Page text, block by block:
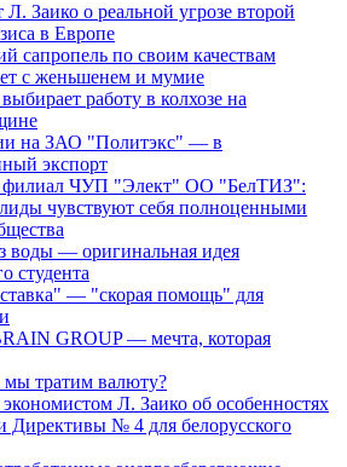
Заико о реальной угрозе второй
в Европе
сапропель по своим качествам
с женьшенем и мумие
работу в колхозе на
на ЗАО "Политэкс" — в
экспорт
филиал ЧУП "Элект" ОО "БелТИЗ":
чувствуют себя полноценными
воды — оригинальная идея
студента
— "скорая помощь" для
GROUP — мечта, которая
мы тратим валюту?
экономистом Л. Заико об особенностях
Директивы № 4 для белорусского